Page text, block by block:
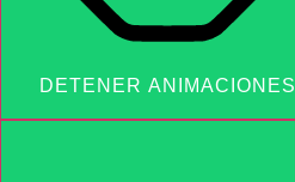
DETENER ANIMACIONES